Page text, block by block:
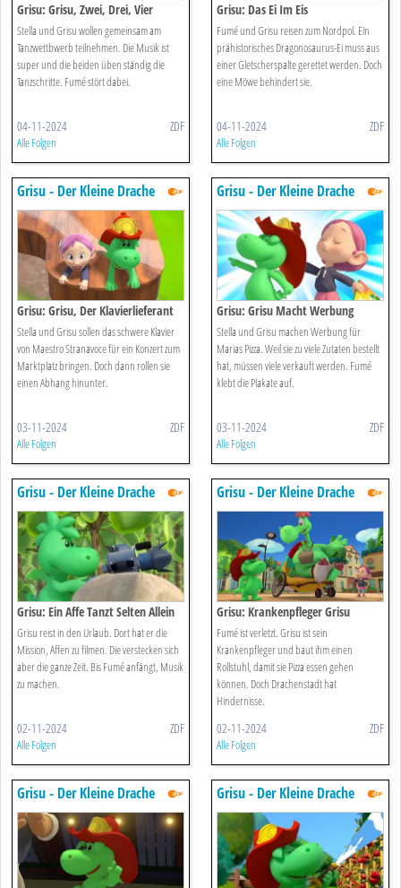
Grisu: Grisu, Zwei, Drei, Vier
Stella und Grisu wollen gemeinsam am
Tanzwettbwerb teilnehmen. Die Musik ist
super und die beiden üben ständig die
Tanzschritte. Fumé stört dabei.
04-11-2024 ZDF
Alle Folgen
Grisu: Das Ei Im Eis
Fumé und Grisu reisen zum Nordpol. Ein
prähistorisches Dragonosaurus-Ei muss aus
einer Gletscherspalte gerettet werden. Doch
eine Möwe behindert sie.
04-11-2024 ZDF
Alle Folgen
Grisu - Der Kleine Drache
Grisu: Grisu, Der Klavierlieferant
Stella und Grisu sollen das schwere Klavier
von Maestro Stranavoce für ein Konzert zum
Marktplatz bringen. Doch dann rollen sie
einen Abhang hinunter.
03-11-2024 ZDF
Alle Folgen
Grisu - Der Kleine Drache
Grisu: Grisu Macht Werbung
Stella und Grisu machen Werbung für
Marias Pizza. Weil sie zu viele Zutaten bestellt
hat, müssen viele verkauft werden. Fumé
klebt die Plakate auf.
03-11-2024 ZDF
Alle Folgen
Grisu - Der Kleine Drache
Grisu: Ein Affe Tanzt Selten Allein
Grisu reist in den Urlaub. Dort hat er die
Mission, Affen zu filmen. Die verstecken sich
aber die ganze Zeit. Bis Fumé anfängt, Musik
zu machen.
02-11-2024 ZDF
Alle Folgen
Grisu - Der Kleine Drache
Grisu: Krankenpfleger Grisu
Fumé ist verletzt. Grisu ist sein
Krankenpfleger und baut ihm einen
Rollstuhl, damit sie Pizza essen gehen
können. Doch Drachenstadt hat
Hindernisse.
02-11-2024 ZDF
Alle Folgen
Grisu - Der Kleine Drache Grisu - Der Kleine Drache